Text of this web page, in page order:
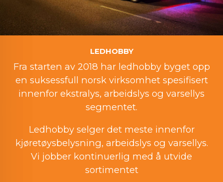
LEDHOBBY
Fra starten av 2018 har ledhobby byget opp
en suksessfull norsk virksomhet spesifisert
innenfor ekstralys, arbeidslys og varsellys
segmentet.
Ledhobby selger det meste innenfor
kjøretøysbelysning, arbeidslys og varsellys.
Vi jobber kontinuerlig med å utvide
sortimentet